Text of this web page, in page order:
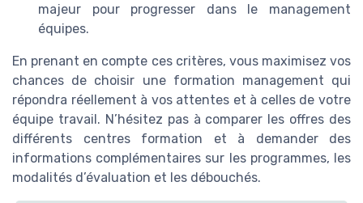
majeur pour progresser dans le management
équipes.
En prenant en compte ces critères, vous maximisez vos
chances de choisir une formation management qui
répondra réellement à vos attentes et à celles de votre
équipe travail. N’hésitez pas à comparer les offres des
différents centres formation et à demander des
informations complémentaires sur les programmes, les
modalités d’évaluation et les débouchés.